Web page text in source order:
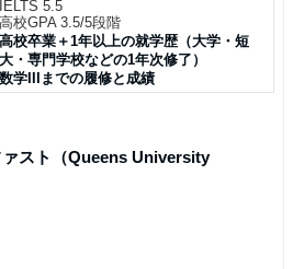
IELTS 5.5
高校GPA 3.5/5段階
高校卒業＋1年以上の就学歴（大学・短
大・専門学校などの1年次修了）
数学IIIまでの履修と成績
スト（Queens University